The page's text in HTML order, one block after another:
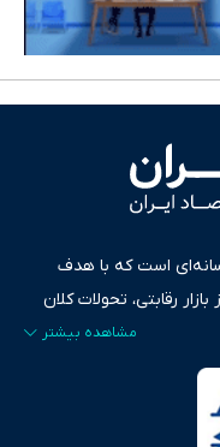
است که با هدف
رقابتی، تحولات کلان
متن و گزارش‌های تحلیلی
و قابل اعتماد، فراتر از
بازارهای مالی،
اکوایران با پایبندی